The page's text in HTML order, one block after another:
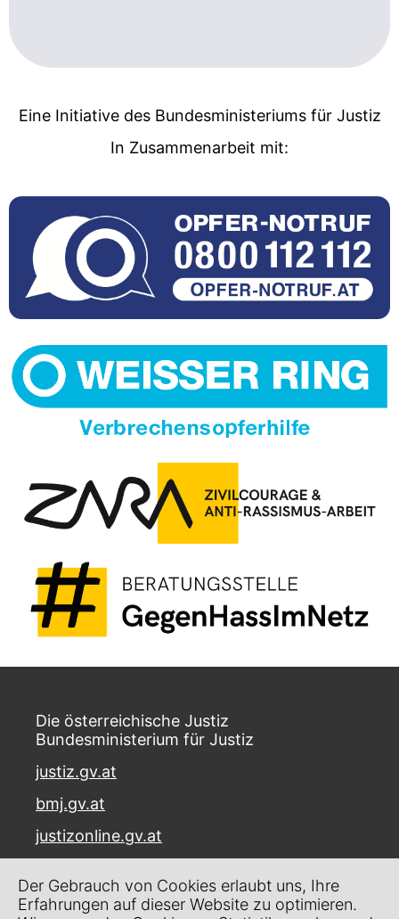
Eine Initiative des Bundesministeriums für Justiz
In Zusammenarbeit mit:
Die österreichische Justiz
Bundesministerium für Justiz
justiz.gv.at
bmj.gv.at
justizonline.gv.at
Museumstraße 7
1070 Wien
Der Gebrauch von Cookies erlaubt uns, Ihre
Erfahrungen auf dieser Website zu optimieren.